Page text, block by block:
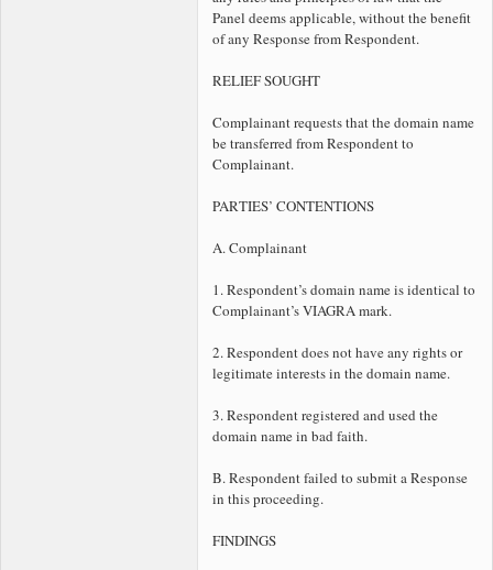
Panel deems applicable, without the benefit
of any Response from Respondent.
RELIEF SOUGHT
Complainant requests that the domain name
be transferred from Respondent to
Complainant.
PARTIES’ CONTENTIONS
A. Complainant
1. Respondent’sdomain name is identical to
Complainant’s VIAGRA mark.
2. Respondent does not have any rights or
legitimate interests in thedomain name.
3. Respondent registered and used the
domain name in bad faith.
B. Respondent failed to submit a Response
in this proceeding.
FINDINGS